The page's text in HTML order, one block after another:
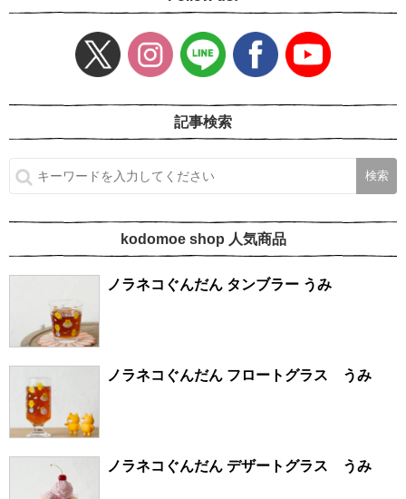
記事検索
kodomoe shop 人気商品
ノラネコぐんだん タンブラー うみ
ノラネコぐんだん フロートグラス うみ
ノラネコぐんだん デザートグラス うみ